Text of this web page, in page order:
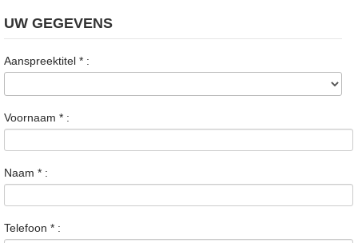
UW GEGEVENS
Aanspreektitel * :
Voornaam * :
Naam * :
Telefoon * :